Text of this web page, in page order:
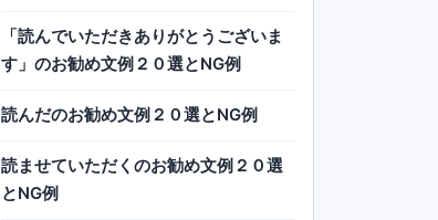
「読んでいただきありがとうございま
す」のお勧め文例２０選とNG例
読んだのお勧め文例２０選とNG例
読ませていただくのお勧め文例２０選
とNG例